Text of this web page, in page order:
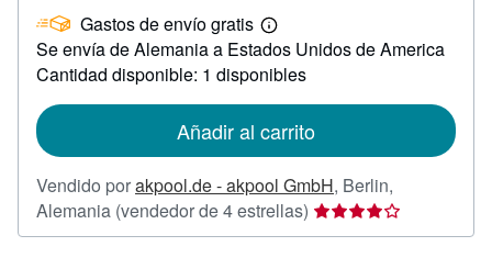
17,50 Gastos de envío gratis
Más
información
sobre
las
envío
Se envía de Alemania a Estados Unidos de America
Cantidad disponible: 1 disponibles
Añadir al carrito
Vendido porakpool.de - akpool GmbH, Berlin,
Alemania (vendedor de 4 estrellas) Calificación
del